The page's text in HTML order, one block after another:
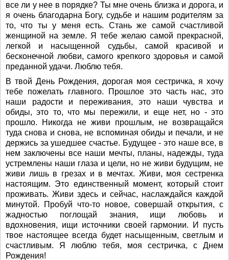
все ли у нее в порядке? Ты мне очень близка и дорога, и
я очень благодарна Богу, судьбе и нашим родителям за
то, что ты у меня есть. Стань же самой счастливой
женщиной на земле. Я тебе желаю самой прекрасной,
легкой и насыщенной судьбы, самой красивой и
бесконечной любви, самого крепкого здоровья и самой
преданной удачи. Люблю тебя.
В твой День Рождения, дорогая моя сестричка, я хочу
тебе пожелать главного. Прошлое это часть нас, это
наши радости и переживания, это наши чувства и
обиды, это то, что мы пережили, и еще нет, но - это
прошло. Никогда не живи прошлым, не возвращайся
туда снова и снова, не вспоминая обиды и печали, и не
держись за ушедшее счастье. Будущее - это наше все, в
нем заключены все наши мечты, планы, надежды, туда
устремлены наши глаза и цели, но не живи будущим, не
живи лишь в грезах и в мечтах. Живи, моя сестренка
настоящим. Это единственный момент, который стоит
проживать. Живи здесь и сейчас, наслаждайся каждой
минутой. Пробуй что-то новое, совершай открытия, с
жадностью поглощай знания, ищи любовь и
вдохновения, ищи источники своей гармонии. И пусть
твое настоящее всегда будет насыщенным, светлым и
счастливым. Я люблю тебя, моя сестричка, с Днем
Рождения!